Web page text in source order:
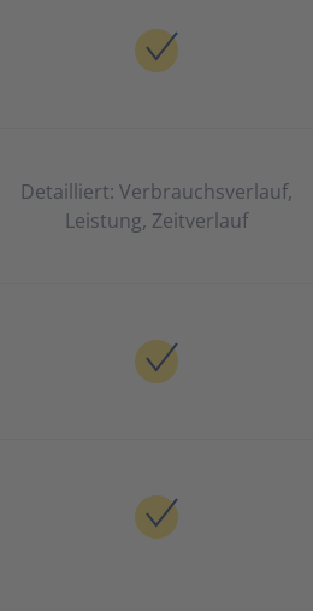
Detailliert: Verbrauchsverlauf,
Leistung, Zeitverlauf